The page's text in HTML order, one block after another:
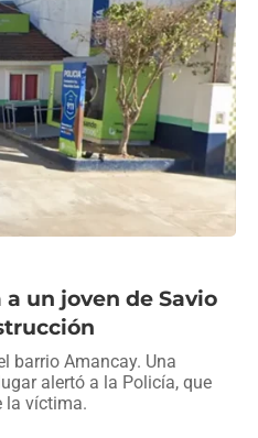
un joven de Savio
barrio Amancay. Una
alertó a la Policía, que
la víctima.